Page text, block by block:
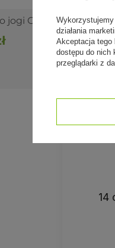
jogi GRIP2 błękitny
14
Wykorzystujemy
działania
Akceptacja tego
dostępu do nich
przeglądarki z